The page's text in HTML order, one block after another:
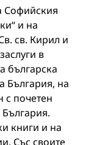
Софийския
и на
св. Кирил и
в
българска
България, на
с почетен
книги и на
Със своите